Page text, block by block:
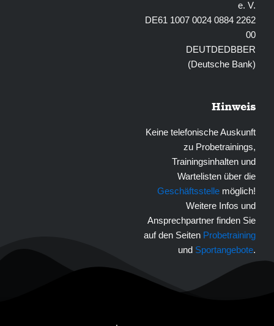
e. V.
DE61 1007 0024 0884 2262
00
DEUTDEDBBER
(Deutsche Bank)
Hinweis
Keine telefonische Auskunft
zu Probetrainings,
Trainingsinhalten und
Wartelisten über die
Geschäftsstelle möglich!
Weitere Infos und
Ansprechpartner finden Sie
auf den Seiten Probetraining
und Sportangebote.